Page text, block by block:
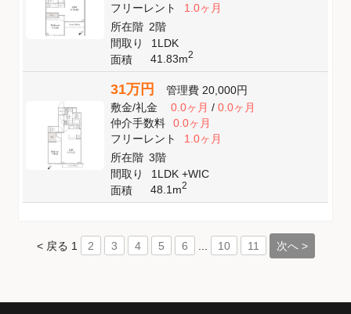
フリーレント
1.0ヶ月
所在階 2階
間取り
1LDK
面積
41.83m2
31万円 管理費 20,000円
敷金/礼金 0.0ヶ月/ 0.0ヶ月
仲介手数料
0.0ヶ月
フリーレント
1.0ヶ月
所在階 3階
間取り
1LDK +WIC
面積
48.1m2
< 戻る 1 2 3 4 5 6 10 11 次へ >